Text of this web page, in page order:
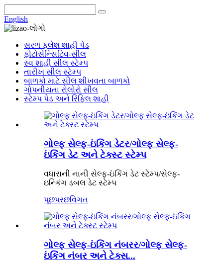
English
સરળ ફ્લેશ શાહી પેડ
ફોટોસેન્સિટિવ-સીલ
સ્વ શાહી સીલ સ્ટેમ્પ
તારીખ સીલ સ્ટેમ્પ
બાળકો માટે સીલ શીખવતા બાળકો
ગોપનીયતા રોલોરો સીલ
સ્ટેમ્પ પેડ અને રિફિલ શાહી
ગોલ્ફ સેલ્ફ-ઇંકિંગ ડેટર/ગોલ્ફ સેલ્ફ-
ઇંકિંગ ડેટ અને ટેક્સ્ટ સ્ટેમ્પ
વધારાની નાની સેલ્ફ-ઇંકિંગ ડેટ સ્ટેમ્પ/સેલ્ફ-
ઇન્કિંગ ડબલ ડેટ સ્ટેમ્પ
પૂછપરછવિગત
ગોલ્ફ સેલ્ફ-ઇંકિંગ નંબરર/ગોલ્ફ સેલ્ફ-
ઇંકિંગ નંબર અને ટેક્સ...